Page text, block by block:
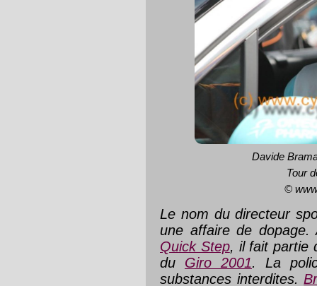
Davide
Tour
©
Le nom du directeur
une affaire de
Quick Step, il fait partie
du Giro 2001. La
substances interdites.